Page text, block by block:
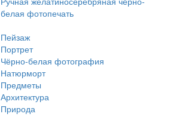
белая фотопечать
Пейзаж
Портрет
Чёрно-белая фотография
Натюрморт
Предметы
Архитектура
Природа